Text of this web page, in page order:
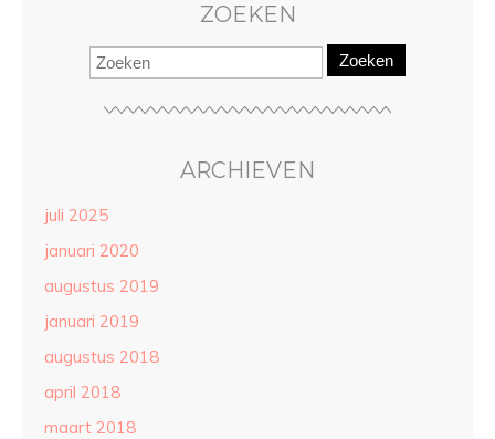
ZOEKEN
Zoeken
ARCHIEVEN
juli 2025
januari 2020
augustus 2019
januari 2019
augustus 2018
april 2018
maart 2018